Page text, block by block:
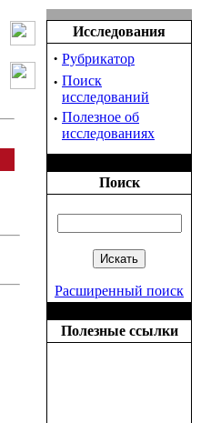
Исследования
· Рубрикатор
· Поиск
исследований
· Полезное об
исследованиях
Поиск
Расширенный поиск
Полезные ссылки